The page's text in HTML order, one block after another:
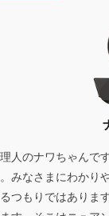
人のナワちゃんで
みなさまにわかり
つもりではありま